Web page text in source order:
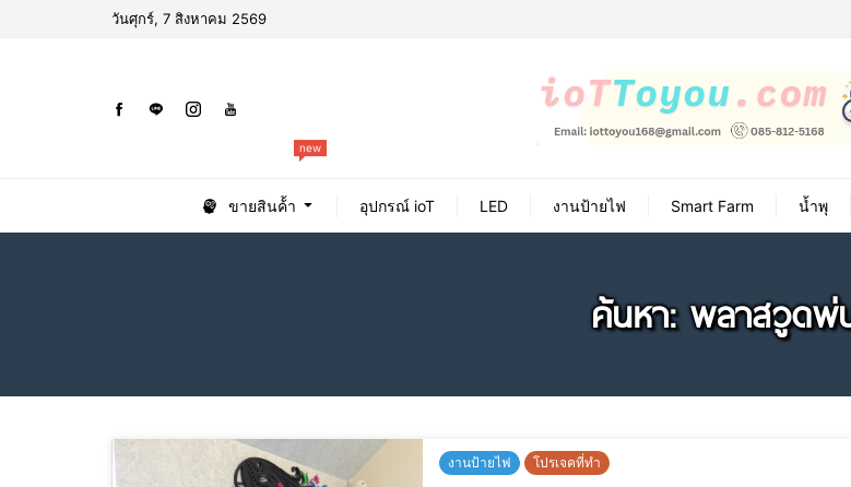
วันศุกร์, 7 สิงหาคม 2569
ขายสินค้้า
new
อุปกรณ์ ioT LED งานป้ายไฟ Smart Farm น้ำพุ
ค้นหา: พลาสวูดพ่
งานป้ายไฟ โปรเจคที่ทำ